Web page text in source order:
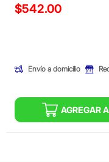
Precio reducido de
$542.00
Envío a domicilio
AGREGAR